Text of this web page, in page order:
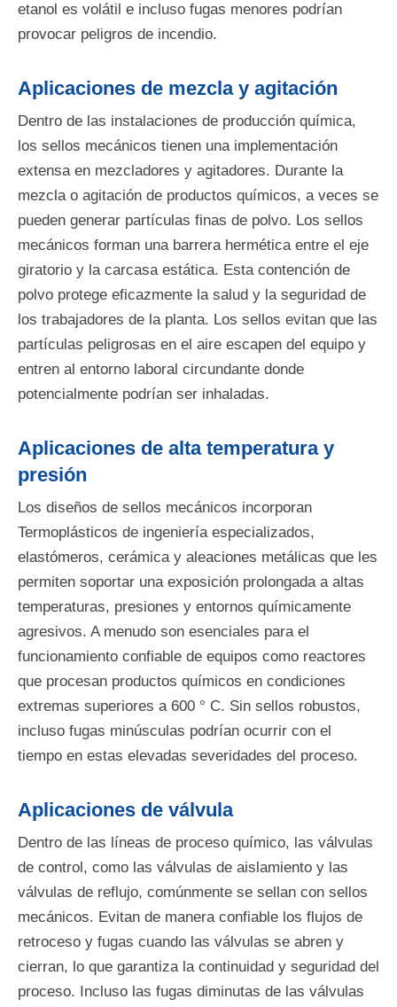
etanol es volátil e incluso fugas menores podrían
provocar peligros de incendio.
Aplicaciones de mezcla y agitación
Dentro de las instalaciones de producción química,
los sellos mecánicos tienen una implementación
extensa en mezcladores y agitadores. Durante la
mezcla o agitación de productos químicos, a veces se
pueden generar partículas finas de polvo. Los sellos
mecánicos forman una barrera hermética entre el eje
giratorio y la carcasa estática. Esta contención de
polvo protege eficazmente la salud y la seguridad de
los trabajadores de la planta. Los sellos evitan que las
partículas peligrosas en el aire escapen del equipo y
entren al entorno laboral circundante donde
potencialmente podrían ser inhaladas.
Aplicaciones de alta temperatura y
presión
Los diseños de sellos mecánicos incorporan
Termoplásticos de ingeniería especializados,
elastómeros, cerámica y aleaciones metálicas que les
permiten soportar una exposición prolongada a altas
temperaturas, presiones y entornos químicamente
agresivos. A menudo son esenciales para el
funcionamiento confiable de equipos como reactores
que procesan productos químicos en condiciones
extremas superiores a 600 ° C. Sin sellos robustos,
incluso fugas minúsculas podrían ocurrir con el
tiempo en estas elevadas severidades del proceso.
Aplicaciones de válvula
Dentro de las líneas de proceso químico, las válvulas
de control, como las válvulas de aislamiento y las
válvulas de reflujo, comúnmente se sellan con sellos
mecánicos. Evitan de manera confiable los flujos de
retroceso y fugas cuando las válvulas se abren y
cierran, lo que garantiza la continuidad y seguridad del
proceso. Incluso las fugas diminutas de las válvulas